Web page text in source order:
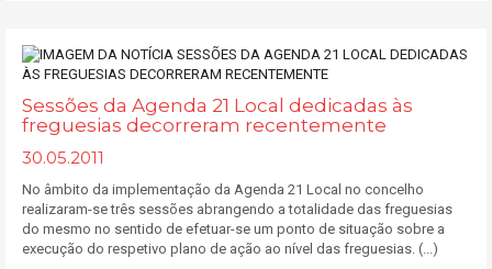
Sessões da Agenda 21 Local dedicadas às
freguesias decorreram recentemente
30.05.2011
No âmbito da implementação da Agenda 21 Local no concelho
realizaram-se três sessões abrangendo a totalidade das freguesias
do mesmo no sentido de efetuar-se um ponto de situação sobre a
execução do respetivo plano de ação ao nível das freguesias. (...)